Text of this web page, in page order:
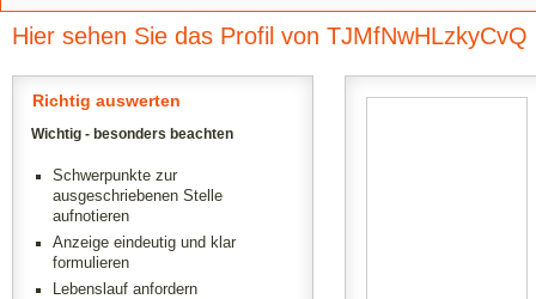
Hier sehen Sie das Profil von
Richtig auswerten
Wichtig - besonders beachten
Schwerpunkte zur
ausgeschriebenen Stelle
aufnotieren
Anzeige eindeutig und klar
formulieren
Lebenslauf anfordern